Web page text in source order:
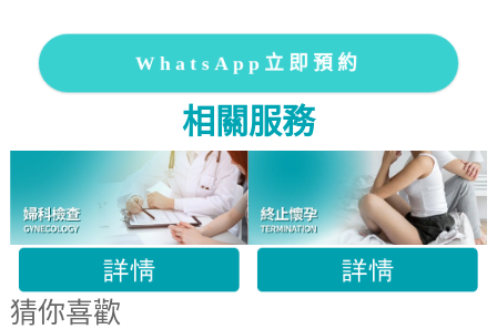
WhatsApp立即預約
相關服務
猜你喜歡